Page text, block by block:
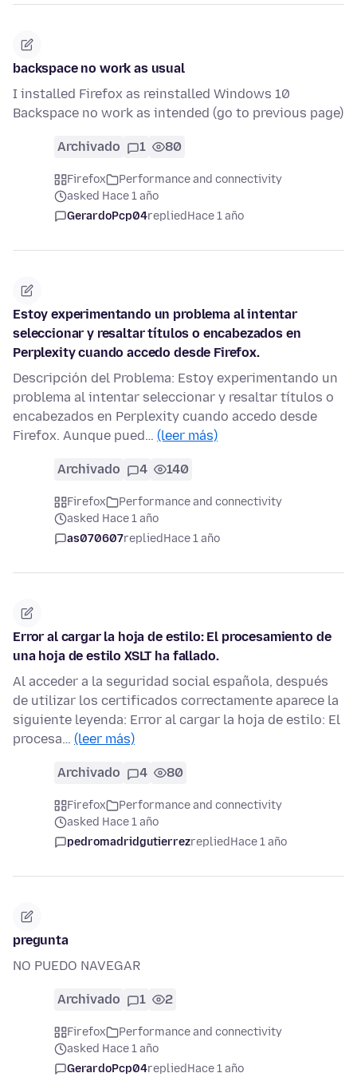
backspace no work as usual
I installed Firefox as reinstalled Windows 10
Backspace no work as intended (go to previous page)
Archivado 1 80
Firefox
Performance and connectivity
asked Hace 1 año
GerardoPcp04repliedHace 1 año
Estoy experimentando un problema al intentar
seleccionar y resaltar títulos o encabezados en
Perplexity cuando accedo desde Firefox.
Descripción del Problema: Estoy experimentando un
problema al intentar seleccionar y resaltar títulos o
encabezados en Perplexity cuando accedo desde
Firefox. Aunque pued… (leer más)
Archivado 4 140
Firefox
Performance and connectivity
asked Hace 1 año
as070607repliedHace 1 año
Error al cargar la hoja de estilo: El procesamiento de
una hoja de estilo XSLT ha fallado.
Al acceder a la seguridad social española, después
de utilizar los certificados correctamente aparece la
siguiente leyenda: Error al cargar la hoja de estilo: El
procesa… (leer más)
Archivado 4 80
Firefox
Performance and connectivity
asked Hace 1 año
pedromadridgutierrezrepliedHace 1 año
pregunta
NO PUEDO NAVEGAR
Archivado 1 2
Firefox
Performance and connectivity
asked Hace 1 año
GerardoPcp04repliedHace 1 año